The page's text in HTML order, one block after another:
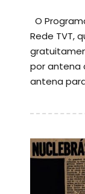
O
Rede TVT,
por antena
antena